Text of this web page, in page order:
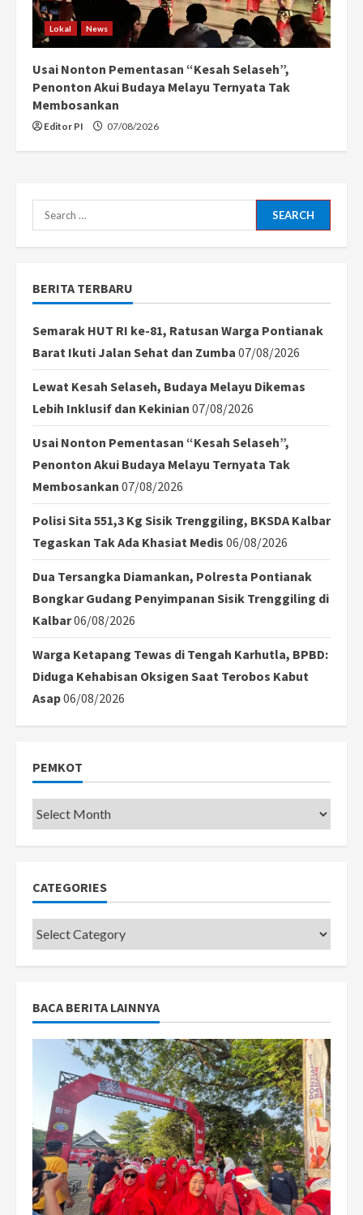
Lokal News
Usai Nonton Pementasan “Kesah Selaseh”,
Penonton Akui Budaya Melayu Ternyata Tak
Membosankan
Editor PI 07/08/2026
Search
for:
BERITA TERBARU
Semarak HUT RI ke-81, Ratusan Warga Pontianak
Barat Ikuti Jalan Sehat dan Zumba 07/08/2026
Lewat Kesah Selaseh, Budaya Melayu Dikemas
Lebih Inklusif dan Kekinian 07/08/2026
Usai Nonton Pementasan “Kesah Selaseh”,
Penonton Akui Budaya Melayu Ternyata Tak
Membosankan 07/08/2026
Polisi Sita 551,3 Kg Sisik Trenggiling, BKSDA Kalbar
Tegaskan Tak Ada Khasiat Medis 06/08/2026
Dua Tersangka Diamankan, Polresta Pontianak
Bongkar Gudang Penyimpanan Sisik Trenggiling di
Kalbar06/08/2026
Warga Ketapang Tewas di Tengah Karhutla, BPBD:
Diduga Kehabisan Oksigen Saat Terobos Kabut
Asap06/08/2026
PEMKOT
Pemkot
CATEGORIES
Categories
BACA BERITA LAINNYA